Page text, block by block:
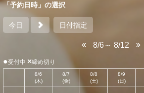
「予約日時」の選択
今日 日付指定
8/6～ 8/12
●受付中 ×締め切り
8/6
(木)
8/7
(金)
8/8
(土)
8/9
(日)